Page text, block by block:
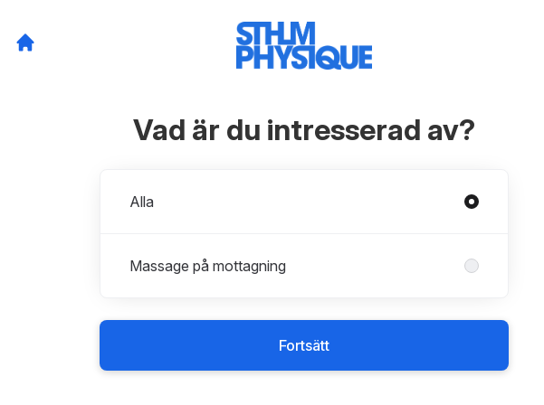
Vad är du intresserad av?
Alla
Massage på mottagning
Fortsätt